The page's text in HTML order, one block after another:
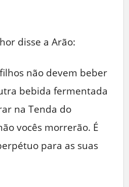
disse a Arão:
filhos não devem beber
bebida fermentada
na Tenda do
vocês morrerão. É
para as suas